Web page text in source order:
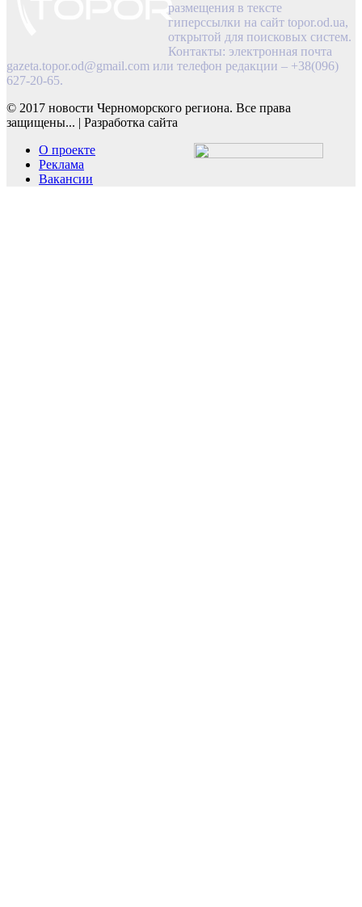
размещения в тексте
гиперссылки на сайт topor.od.ua,
открытой для поисковых систем.
Контакты: электронная почта
gazeta.topor.od@gmail.com или телефон редакции – +38(096)
627-20-65.
© 2017 новости Черноморского региона. Все права
защищены... | Разработка сайта
О проекте
Реклама
Вакансии